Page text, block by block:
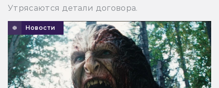
Утрясаются детали договора.
Новости